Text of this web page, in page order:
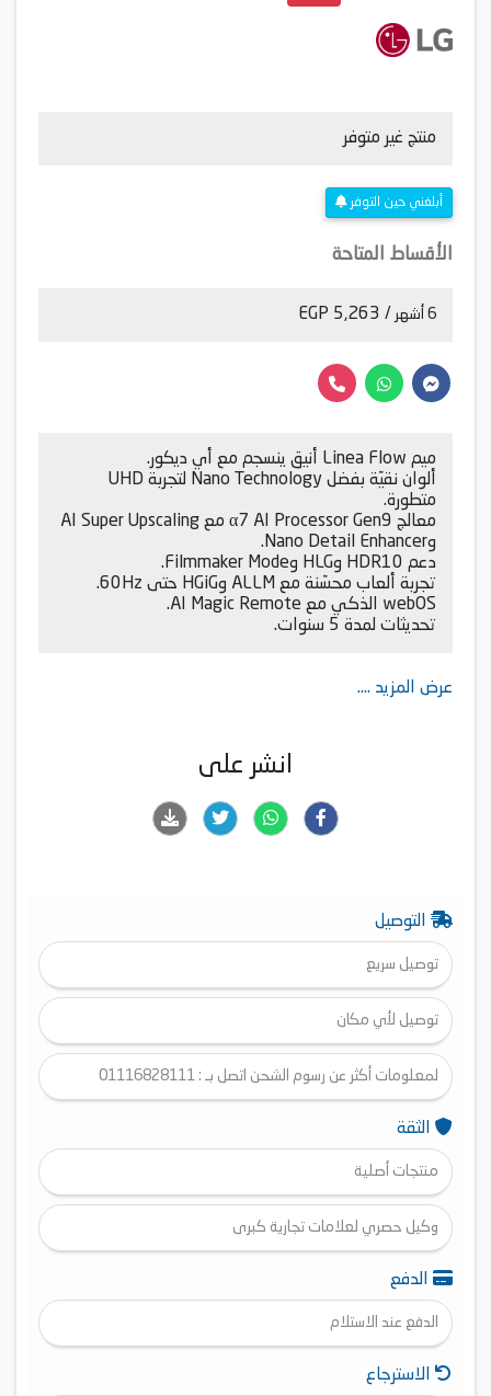
منتج غير متوفر
أبلغني حين التوفر
الأقساط المتاحة
6 أشهر / 5,263 EGP
ميم Linea Flow أنيق ينسجم مع أي ديكور.
ألوان نقيّة بفضل Nano Technology لتجربة UHD
متطورة.
معالج α7 AI Processor Gen9 مع AI Super Upscaling
وNano Detail Enhancer.
دعم HDR10 وHLG وFilmmaker Mode.
تجربة ألعاب محسّنة مع ALLM وHGiG حتى 60Hz.
webOS الذكي مع AI Magic Remote.
تحديثات لمدة 5 سنوات.
عرض المزيد ....
انشر على
التوصيل
توصيل سريع
توصيل لأي مكان
لمعلومات أكثر عن رسوم الشحن اتصل بـ : 01116828111
الثقة
منتجات أصلية
وكيل حصري لعلامات تجارية كبرى
الدفع
الدفع عند الاستلام
الاسترجاع